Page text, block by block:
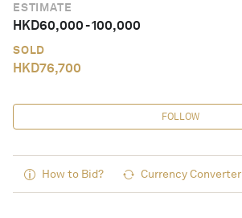
ESTIMATE
HKD60,000-100,000
SOLD
HKD76,700
FOLLOW
How to Bid? Currency Converter